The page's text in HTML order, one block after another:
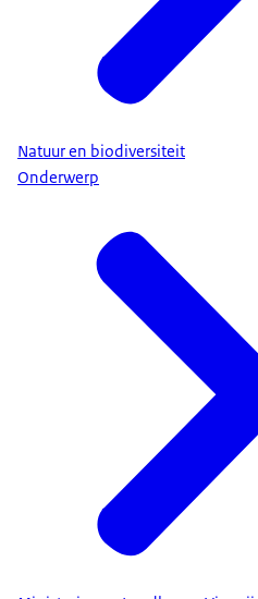
Natuur en biodiversiteit
Onderwerp